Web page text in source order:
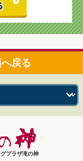
戻る
プラザ滝の神